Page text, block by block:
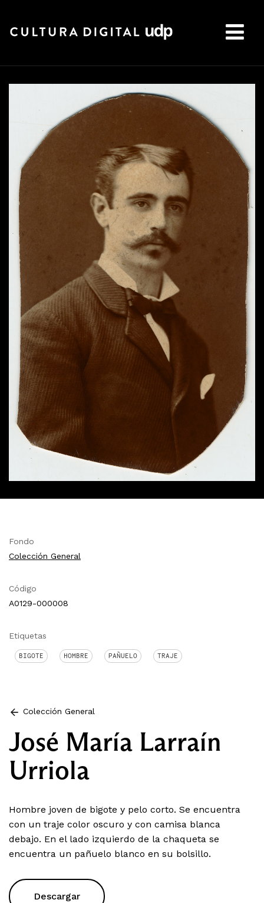
Fondo
Colección General
Código
A0129-000008
Etiquetas
BIGOTE HOMBRE PAÑUELO TRAJE
Colección General
José María Larraín
Urriola
Hombre joven de bigote y pelo corto. Se encuentra
con un traje color oscuro y con camisa blanca
debajo. En el lado izquierdo de la chaqueta se
encuentra un pañuelo blanco en su bolsillo.
Descargar